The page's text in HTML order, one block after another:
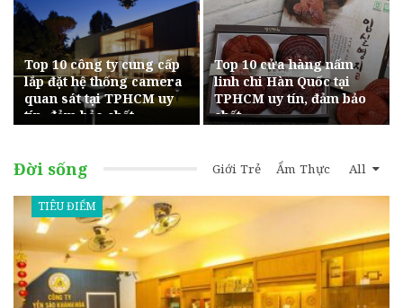
Top 10 công ty cung cấp
lắp đặt hệ thống camera
quan sát tại TPHCM uy
tín, đảm bảo chất…
Top 10 cửa hàng nấm
linh chi Hàn Quốc tại
TPHCM uy tín, đảm bảo
chất…
All
Đời sống Ẩm Thực
Giới Trẻ
TIÊU ĐIỂM